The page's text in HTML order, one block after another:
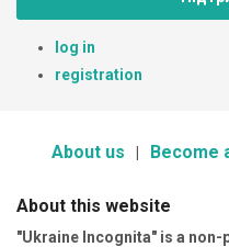
log in
registration
About us Become
About this website
"Ukraine Incognita" is a